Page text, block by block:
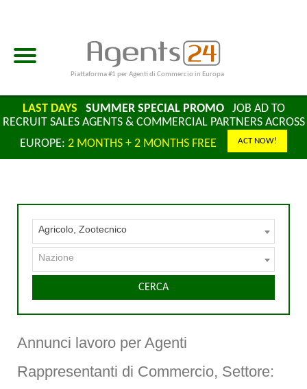
Piattaforma #1 per Agenti di Commercio in Europa
LAST DAYS SUMMER SPECIAL PROMOJOB AD TO
RECRUIT SALES AGENTS & COMMERCIAL PARTNERS ACROSS
EUROPE: 2 MONTHS + 2 MONTHS FREE ACT NOW!
Agricolo, Zootecnico
Nazione
CERCA
Annunci lavoro per Agenti
Rappresentanti di Commercio, Settore: